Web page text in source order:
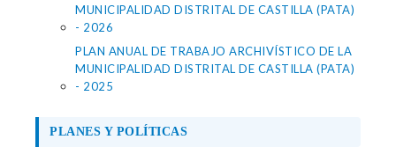
MUNICIPALIDAD DISTRITAL DE CASTILLA (PATA)
- 2026
PLAN ANUAL DE TRABAJO ARCHIVÍSTICO DE LA
MUNICIPALIDAD DISTRITAL DE CASTILLA (PATA)
- 2025
PLANES Y POLÍTICAS